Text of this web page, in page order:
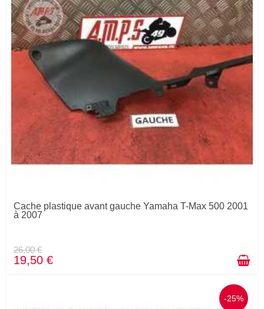
Cache plastique avant gauche Yamaha T-Max 500 2001
à 2007
26,00 €
19,50 €
-25%